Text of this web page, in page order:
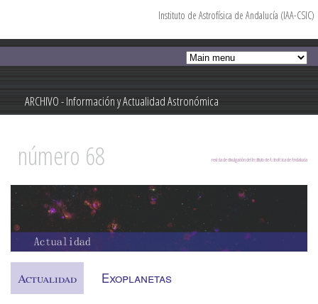
contenido
ARCHIVO - Información y Actualidad Astronómica
Información y Actualidad Astronómica
Instituto de Astrofísica de Andalucía (IAA-CSIC)
revista de divulgación del Instituto de Astrofísica de Andalucía
número 68
Actualidad Exoplanetas